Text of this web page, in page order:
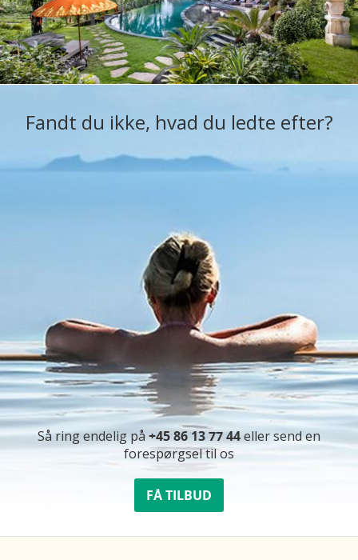
Fandt du ikke, hvad du ledte efter?
Så ring endelig på+45 86 13 77 44eller send en
forespørgsel til os
FÅ TILBUD